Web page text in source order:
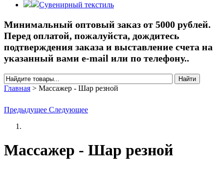
Сувенирный текстиль
Минимальный оптовый заказ от 5000 рублей.
Перед оплатой, пожалуйста, дождитесь
подтверждения заказа и выставление счета на
указанный вами e-mail или по телефону..
Форма поиска
Найти
Главная > Массажер - Шар резной
Предыдущее Следующее
Массажер - Шар резной